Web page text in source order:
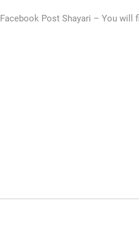
Facebook Post Shayari – You will